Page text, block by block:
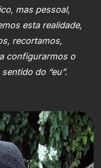
mas pessoal,
esta realidade,
recortamos,
configurarmos o
do “eu”.